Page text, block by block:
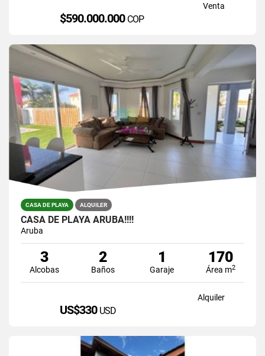
Venta
$590.000.000 COP
CASA DE PLAYA ALQUILER
CASA DE PLAYA ARUBA!!!!
Aruba
3
Alcobas
2
Baños
1
Garaje
170
Área m2
Alquiler
US$330 USD